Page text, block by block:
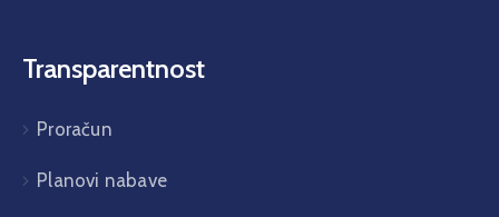
Transparentnost
Proračun
Planovi nabave